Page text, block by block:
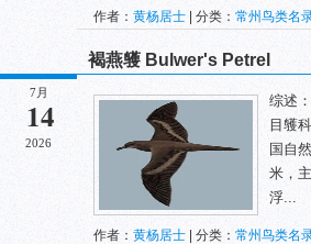
作者： 黄杨居士 | 分类： 常州鸟类名
7月
14
2026
褐燕鹱 Bulwer's Petrel
综述
目鹱
国自
米，
浮...
作者： 黄杨居士 | 分类： 常州鸟类名